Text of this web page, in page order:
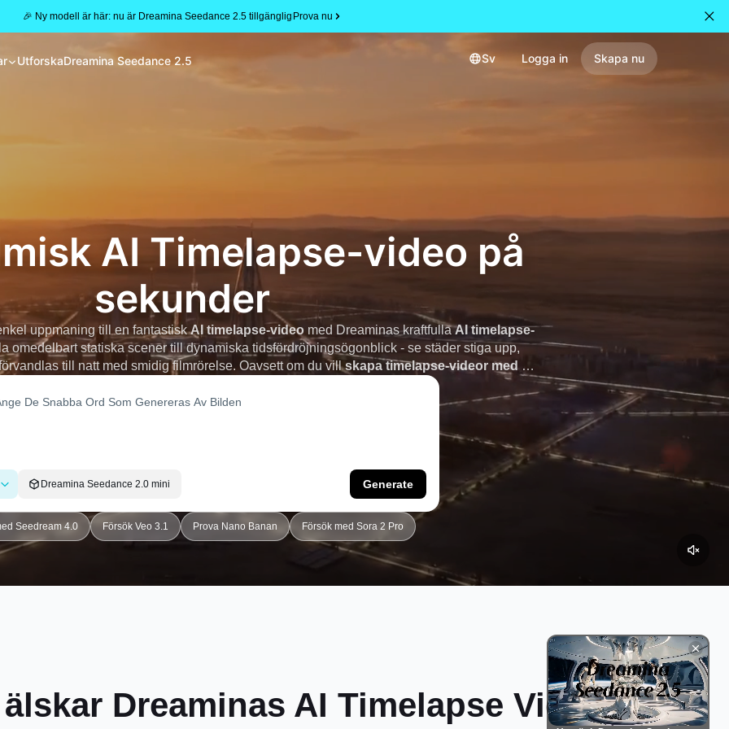
🎉 Ny modell är här: nu är Dreamina Seedance 2.5 tillgängligProva nu
UtforskaDreamina Seedance 2.5 Sv Logga in Skapa nu
AI Timelapse-video på
sekunder
uppmaning till en fantastiskAI timelapse-video med Dreaminas kraftfullaAI timelapse-
omedelbart statiska scener till dynamiska tidsfördröjningsögonblick - se städer stiga upp,
till natt med smidig filmrörelse. Oavsett om du villskapa timelapse-videor med AI
kreativa experiment, gör Dreamina det enkelt att skapa visuella effekter med bara några
få klick
Dreamina Seedance 2.0 mini Generate
Seedream 4.0 Försök Veo 3.1 Prova Nano Banan Försök med Sora 2 Pro
Dreaminas AI Timelapse Video